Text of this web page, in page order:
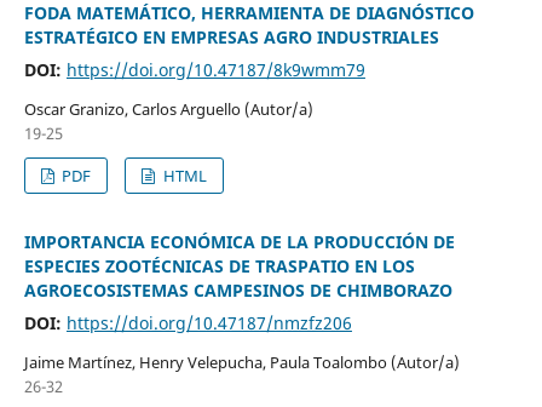
FODA MATEMÁTICO, HERRAMIENTA DE DIAGNÓSTICO
ESTRATÉGICO EN EMPRESAS AGRO INDUSTRIALES
DOI: https://doi.org/10.47187/8k9wmm79
Oscar Granizo, Carlos Arguello (Autor/a)
19-25
PDF
HTML
IMPORTANCIA ECONÓMICA DE LA PRODUCCIÓN DE
ESPECIES ZOOTÉCNICAS DE TRASPATIO EN LOS
AGROECOSISTEMAS CAMPESINOS DE CHIMBORAZO
DOI: https://doi.org/10.47187/nmzfz206
Jaime Martínez, Henry Velepucha, Paula Toalombo (Autor/a)
26-32